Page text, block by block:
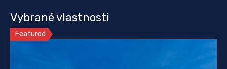
Vybrané vlastnosti
Featured